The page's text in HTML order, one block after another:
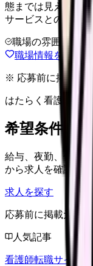
態までは見えませ
サービスとの相性が
職場の雰囲気 離
職場情報を確認
※ 応募前に掲載元
はたらく看護師さん
希望条件で
給与、夜勤、休み
から求人を確認でき
求人を探す
応募前に掲載元の
人気記事
看護師転職サイトラ